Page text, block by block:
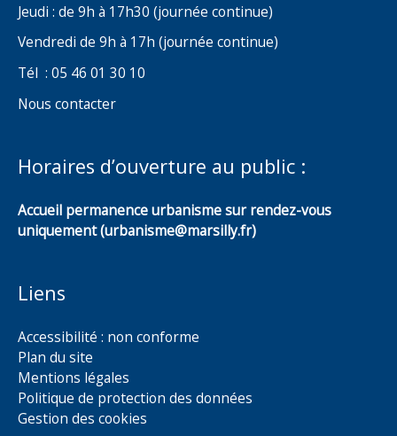
Jeudi : de 9h à 17h30 (journée continue)
Vendredi de 9h à 17h (journée continue)
Tél : 05 46 01 30 10
Nous contacter
Horaires d’ouverture au public :
Accueil permanence urbanisme sur rendez-vous
uniquement (urbanisme@marsilly.fr)
Liens
Accessibilité : non conforme
Plan du site
Mentions légales
Politique de protection des données
Gestion des cookies